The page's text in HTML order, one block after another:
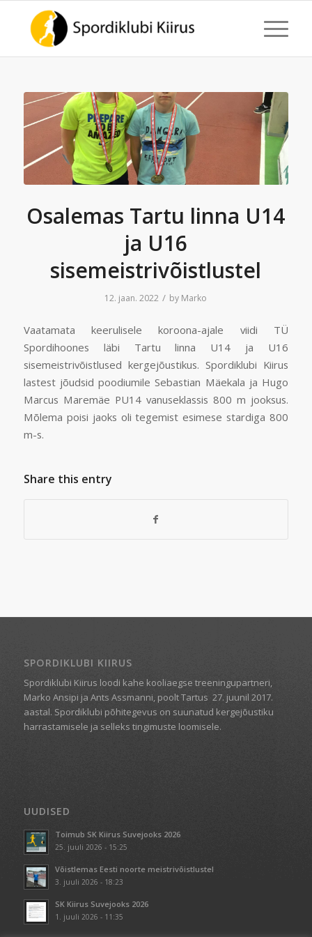
Osalemas Tartu linna U14
ja U16
sisemeistrivõistlustel
12. jaan. 2022 / by Marko
Vaatamata keerulisele koroona-ajale viidi TÜ
Spordihoones läbi Tartu linna U14 ja U16
sisemeistrivõistlused kergejõustikus. Spordiklubi Kiirus
lastest jõudsid poodiumile Sebastian Mäekala ja Hugo
Marcus Maremäe PU14 vanuseklassis 800 m jooksus.
Mõlema poisi jaoks oli tegemist esimese stardiga 800
m-s.
Share this entry
SPORDIKLUBI KIIRUS
Spordiklubi Kiirus loodi kahe kooliaegse treeningupartneri,
Marko Ansipi ja Ants Assmanni, poolt Tartus 27. juunil 2017.
aastal. Spordiklubi põhitegevus on suunatud kergejõustiku
harrastamisele ja selleks tingimuste loomisele.
UUDISED
Toimub SK Kiirus Suvejooks 2026
25. juuli 2026 - 15:25
Võistlemas Eesti noorte meistrivõistlustel
3. juuli 2026 - 18:23
SK Kiirus Suvejooks 2026
1. juuli 2026 - 11:35